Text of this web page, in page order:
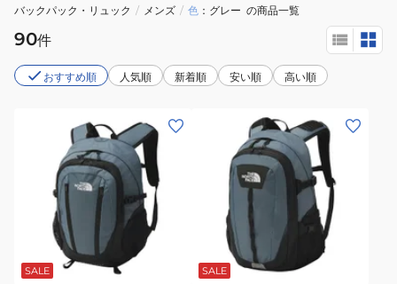
バックパック・リュック / メンズ / 色 グレー の商品一覧
90件
おすすめ順 人気順 新着順 安い順 高い順
SALE SALE